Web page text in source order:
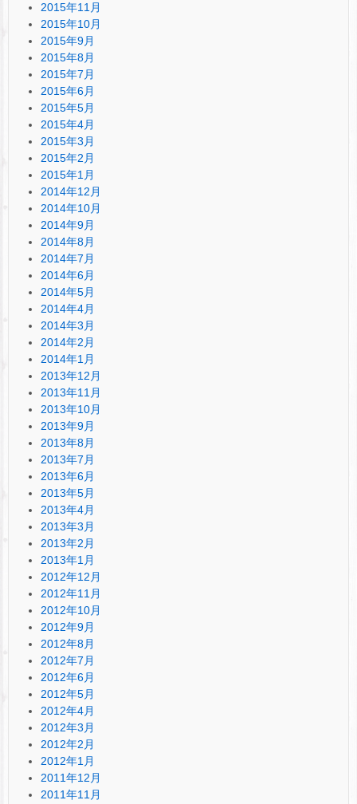
2015年11月
2015年10月
2015年9月
2015年8月
2015年7月
2015年6月
2015年5月
2015年4月
2015年3月
2015年2月
2015年1月
2014年12月
2014年10月
2014年9月
2014年8月
2014年7月
2014年6月
2014年5月
2014年4月
2014年3月
2014年2月
2014年1月
2013年12月
2013年11月
2013年10月
2013年9月
2013年8月
2013年7月
2013年6月
2013年5月
2013年4月
2013年3月
2013年2月
2013年1月
2012年12月
2012年11月
2012年10月
2012年9月
2012年8月
2012年7月
2012年6月
2012年5月
2012年4月
2012年3月
2012年2月
2012年1月
2011年12月
2011年11月